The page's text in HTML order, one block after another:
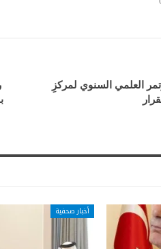
العلمي السنوي لمركزِ
أخبار صحفية